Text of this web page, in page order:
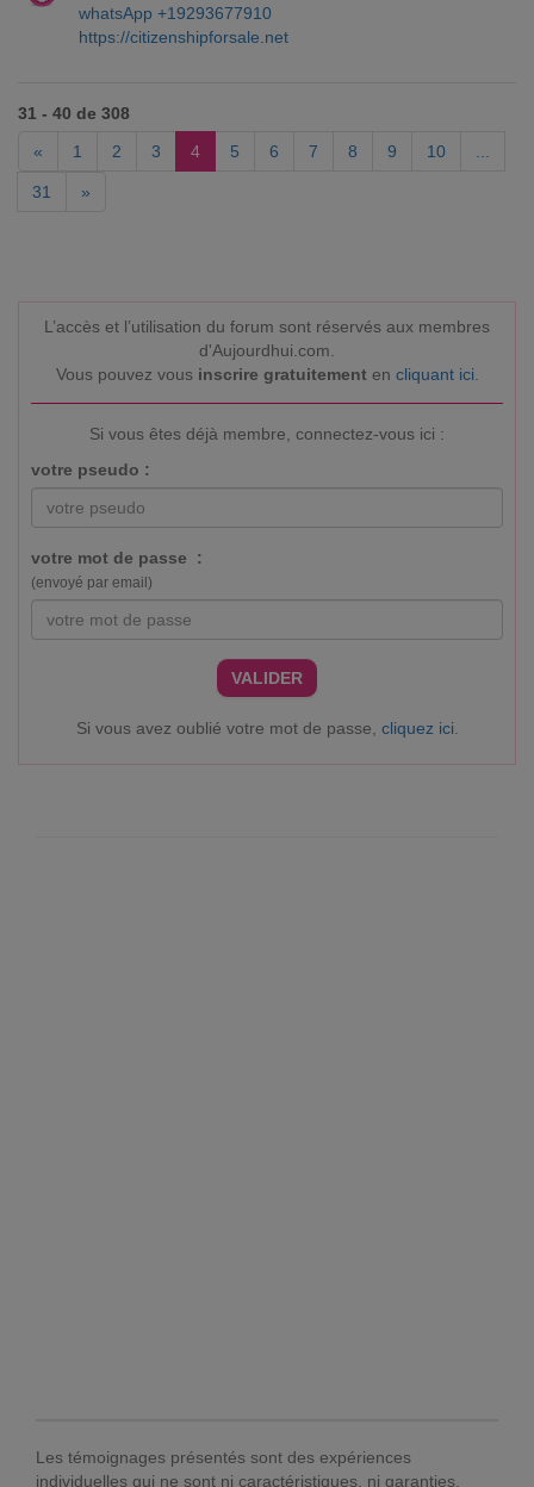
whatsApp +19293677910
https://citizenshipforsale.net
31 - 40 de 308
«
1 2 3 4 5 6 7 8 9 10
31 »
L’accès et l’utilisation du forum sont réservés aux membres
d'Aujourdhui.com.
Vous pouvez vous inscrire gratuitementen cliquant ici
Si vous êtes déjà membre, connectez-vous ici :
votre pseudo :
votre mot de passe :
(envoyé par email)
VALIDER
Si vous avez oublié votre mot de passe, cliquez ici
Les témoignages présentés sont des expériences
individuelles qui ne sont ni caractéristiques, ni garanties.